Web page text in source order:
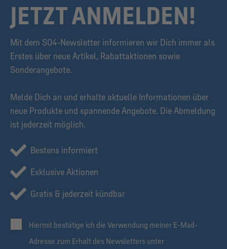
JETZT ANMELDEN!
Mit dem S04-Newsletter informieren wir Dich immer als
Erstes über neue Artikel, Rabattaktionen sowie
Sonderangebote.
Melde Dich an und erhalte aktuelle Informationen über
neue Produkte und spannende Angebote. Die Abmeldung
ist jederzeit möglich.
Bestens informiert
Exklusive Aktionen
Gratis & jederzeit kündbar
Hiermit bestätige ich die Verwendung meiner E-Mail-
Adresse zum Erhalt des Newsletters unter